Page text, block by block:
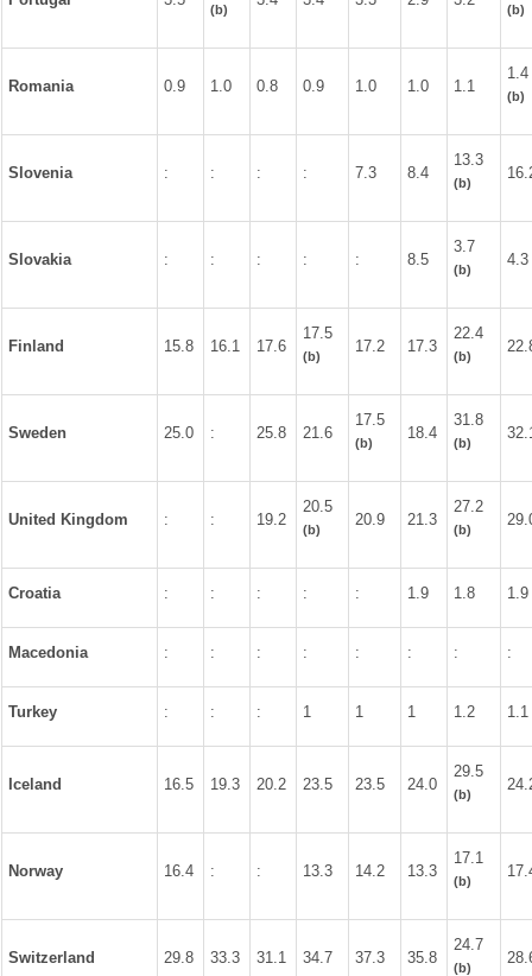
(b) (b)
Romania 0.9 1.0 0.8 0.9 1.0 1.0 1.1
1.4
(b)
Slovenia : : : : 7.3 8.4
13.3
(b)
Slovakia : : : : : 8.5
3.7
(b) 4.3
Finland 15.8 16.1 17.6
17.5
(b) 17.2 17.3
22.4
(b)
Sweden 25.0 : 25.8 21.6
17.5
(b) 18.4
31.8
(b)
United Kingdom : : 19.2
20.5
(b) 20.9 21.3
27.2
(b)
Croatia : : : : : 1.9 1.8 1.9
Macedonia : : : : : : : :
Turkey : : : 1 1 1 1.2 1.1
Iceland 16.5 19.3 20.2 23.5 23.5 24.0
29.5
(b)
Norway 16.4 : : 13.3 14.2 13.3
17.1
(b)
Switzerland 29.8 33.3 31.1 34.7 37.3 35.8
24.7
(b)